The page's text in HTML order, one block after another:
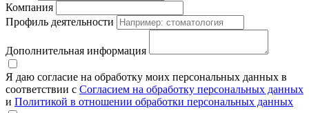
Компания
Профиль деятельности
Дополнительная информация
Я даю согласие на обработку моих персональных данных в
соответствии с Согласием на обработку персональных данных
и Политикой в отношении обработки персональных данных